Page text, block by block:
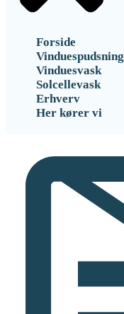
Forside
Vinduespudsning
Vinduesvask
Solcellevask
Erhverv
Her kører vi